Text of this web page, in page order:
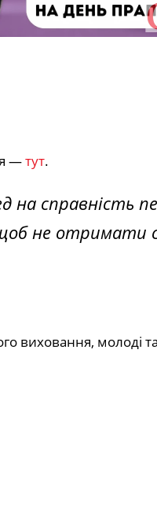
—тут.
на справність
не отримати
виховання, молоді